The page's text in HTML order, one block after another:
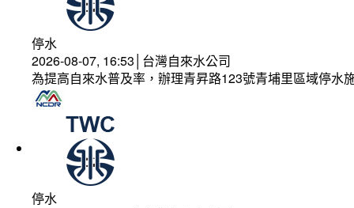
停水
2026-08-07, 16:53│台灣自來水公司
為提高自來水普及率，辦理青昇路123號青埔里區域停水
停水